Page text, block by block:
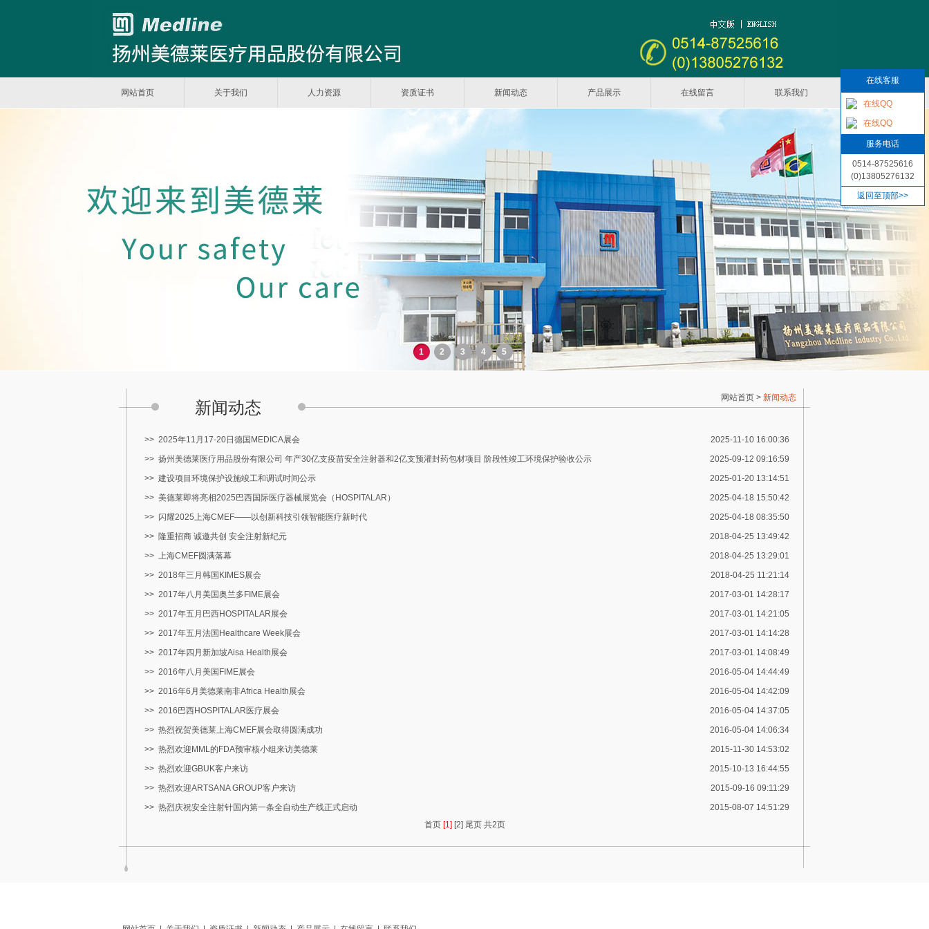
网站首页 关于我们 人力资源 资质证书 新闻动态 产品展示 在线留言 联系我们
1 2 3 4 5
新闻动态
网站首页 > 新闻动态
>> 2025年11月17-20日德国MEDICA展会
2025-11-10 16:00:36
>> 扬州美德莱医疗用品股份有限公司 年产30亿支疫苗安全注射器和2亿支预灌封药包材项目 阶段性竣工环境保护验收公示
2025-09-12 09:16:59
>> 建设项目环境保护设施竣工和调试时间公示
2025-01-20 13:14:51
>> 美德莱即将亮相2025巴西国际医疗器械展览会（HOSPITALAR）
2025-04-18 15:50:42
>> 闪耀2025上海CMEF——以创新科技引领智能医疗新时代
2025-04-18 08:35:50
>> 隆重招商 诚邀共创 安全注射新纪元
2018-04-25 13:49:42
>> 上海CMEF圆满落幕
2018-04-25 13:29:01
>> 2018年三月韩国KIMES展会
2018-04-25 11:21:14
>> 2017年八月美国奥兰多FIME展会
2017-03-01 14:28:17
>> 2017年五月巴西HOSPITALAR展会
2017-03-01 14:21:05
>> 2017年五月法国Healthcare Week展会
2017-03-01 14:14:28
>> 2017年四月新加坡Aisa Health展会
2017-03-01 14:08:49
>> 2016年八月美国FIME展会
2016-05-04 14:44:49
>> 2016年6月美德莱南非Africa Health展会
2016-05-04 14:42:09
>> 2016巴西HOSPITALAR医疗展会
2016-05-04 14:37:05
>> 热烈祝贺美德莱上海CMEF展会取得圆满成功
2016-05-04 14:06:34
>> 热烈欢迎MML的FDA预审核小组来访美德莱
2015-11-30 14:53:02
>> 热烈欢迎GBUK客户来访
2015-10-13 16:44:55
>> 热烈欢迎ARTSANA GROUP客户来访
2015-09-16 09:11:29
>> 热烈庆祝安全注射针国内第一条全自动生产线正式启动
2015-08-07 14:51:29
首页 [1] [2] 尾页共2页
在线客服
在线QQ
在线QQ
服务电话
0514-87525616
(0)13805276132
返回至顶部>>